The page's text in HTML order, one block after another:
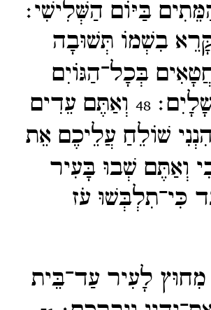
בַּיּוֹם הַשְּׁלִישִׁי׃
בִשְׁמוֹ תְּשׁוּבָה
בְּכָל־​הַגּוֹיִם
48 וְאַתֶּם עֵדִים
שׁוֹלֵחַ עֲלֵיכֶם אֵת
וְאַתֶּם שְׁבוּ בָּעִיר
כִּי־​תִלְבְּשׁוּ עֹז
מִחוּץ לָעִיר עַד־​בֵּית